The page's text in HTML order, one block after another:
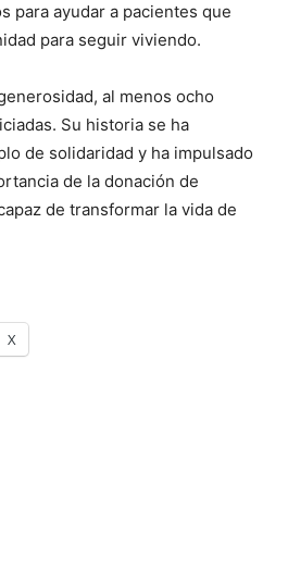
para ayudar a pacientes que
para seguir viviendo.
al menos ocho
Su historia se ha
de solidaridad y ha impulsado
de la donación de
de transformar la vida de
X